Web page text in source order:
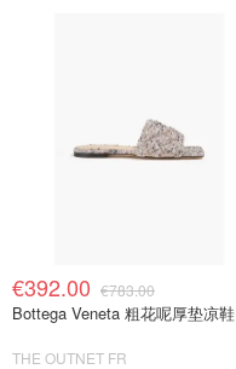
€392.00 €783.00
Bottega Veneta 粗花呢厚垫凉鞋
THE OUTNET FR